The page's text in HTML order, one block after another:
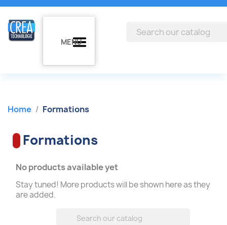
MENU
Home Formations
Formations
No products available yet
Stay tuned! More products will be shown here as they
are added.